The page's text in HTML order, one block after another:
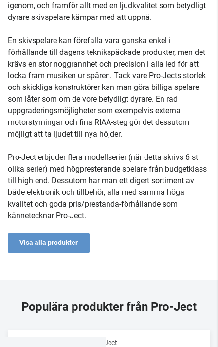
igenom, och framför allt med en ljudkvalitet som betydligt
dyrare skivspelare kämpar med att uppnå.
En skivspelare kan förefalla vara ganska enkel i
förhållande till dagens teknikspäckade produkter, men det
krävs en stor noggrannhet och precision i alla led för att
locka fram musiken ur spåren. Tack vare Pro-Jects storlek
och skickliga konstruktörer kan man göra billiga spelare
som låter som om de vore betydligt dyrare. En rad
uppgraderingsmöjligheter som exempelvis externa
motorstyrningar och fina RIAA-steg gör det dessutom
möjligt att ta ljudet till nya höjder.
Pro-Ject erbjuder flera modellserier (när detta skrivs 6 st
olika serier) med högpresterande spelare från budgetklass
till high end. Dessutom har man ett digert sortiment av
både elektronik och tillbehör, alla med samma höga
kvalitet och goda pris/prestanda-förhållande som
kännetecknar Pro-Ject.
Visa alla produkter
Populära produkter från Pro-Ject
Pro-Ject